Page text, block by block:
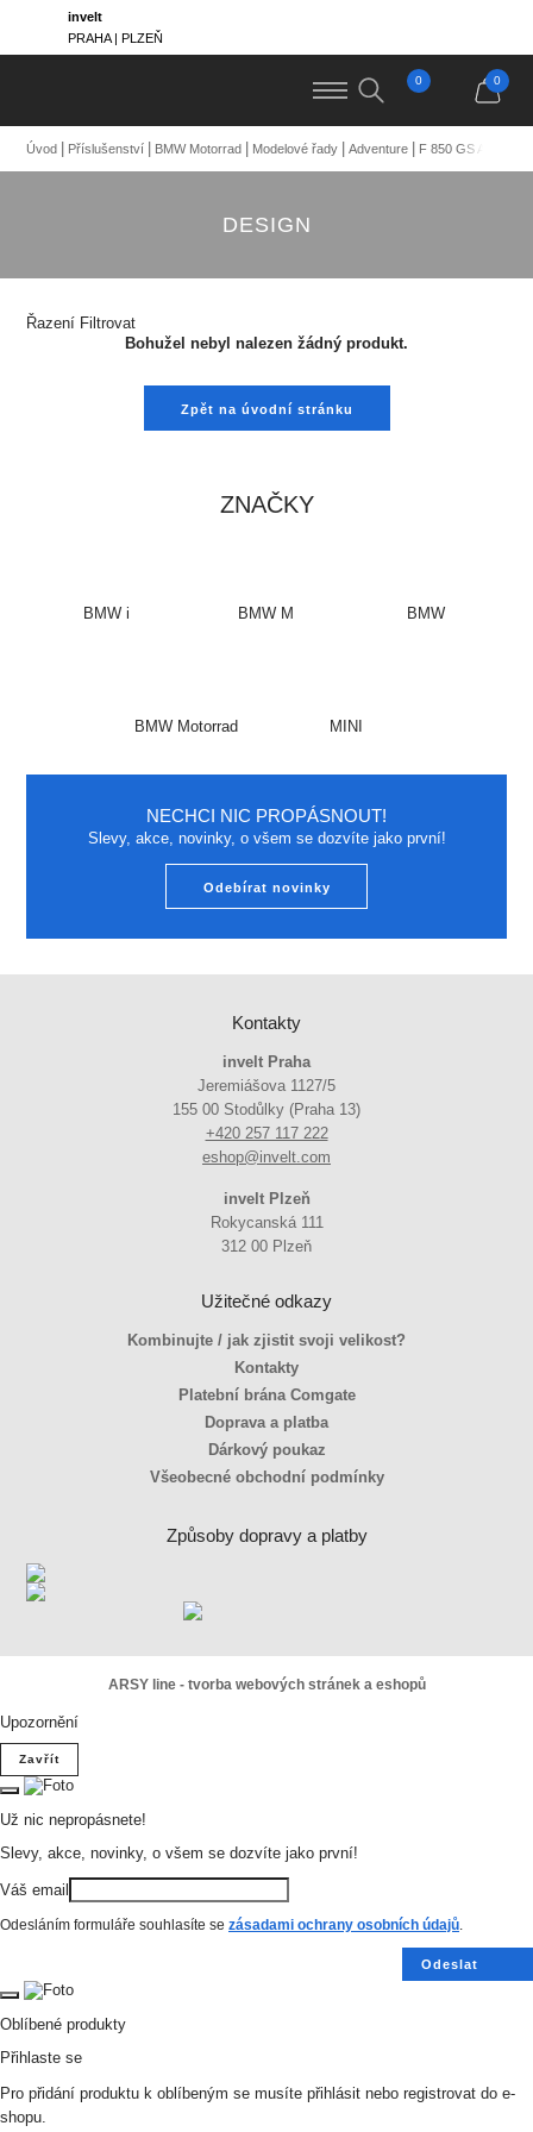
invelt
PRAHA | PLZEŇ
0 0
Úvod Příslušenství BMW Motorrad Modelové řady Adventure F 850 GS
DESIGN
Řazení Filtrovat
Bohužel nebyl nalezen žádný produkt.
Zpět na úvodní stránku
ZNAČKY
BMW i BMW M BMW
BMW Motorrad MINI
NECHCI NIC PROPÁSNOUT!
Slevy, akce, novinky, o všem se dozvíte jako první!
Odebírat novinky
Kontakty
invelt Praha
Jeremiášova 1127/5
155 00 Stodůlky (Praha 13)
+420 257 117 222
eshop@invelt.com
invelt Plzeň
Rokycanská 111
312 00 Plzeň
Užitečné odkazy
Kombinujte / jak zjistit svoji velikost?
Kontakty
Platební brána Comgate
Doprava a platba
Dárkový poukaz
Všeobecné obchodní podmínky
Způsoby dopravy a platby
ARSY line - tvorba webových stránek a eshopů
Upozornění
Zavřít
Už nic nepropásnete!
Slevy, akce, novinky, o všem se dozvíte jako první!
Váš email
Odesláním formuláře souhlasíte se zásadami ochrany osobních údajů.
Odeslat
Oblíbené produkty
Přihlaste se
Pro přidání produktu k oblíbeným se musíte přihlásit nebo registrovat do e-
shopu.